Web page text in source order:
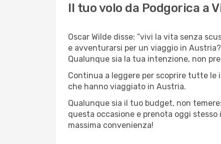
Il tuo volo da Podgorica a
Oscar Wilde disse: “vivi la vita senza
e avventurarsi per un viaggio in
Qualunque sia la tua intenzione, non
Continua a leggere per scoprire tutte le
che hanno viaggiato in Austria.
Qualunque sia il tuo budget, non
questa occasione e prenota oggi stesso
massima convenienza!